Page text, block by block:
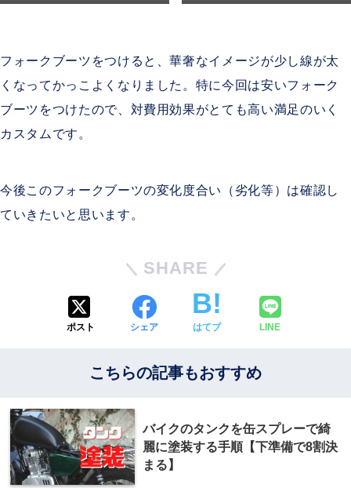
フォークブーツをつけると、華奢なイメージが少し線が太
くなってかっこよくなりました。特に今回は安いフォーク
ブーツをつけたので、対費用効果がとても高い満足のいく
カスタムです。
今後このフォークブーツの変化度合い（劣化等）は確認し
ていきたいと思います。
SHARE
ポスト シェア はてブ LINE
こちらの記事もおすすめ
バイクのタンクを缶スプレーで綺
麗に塗装する手順【下準備で8割決
まる】